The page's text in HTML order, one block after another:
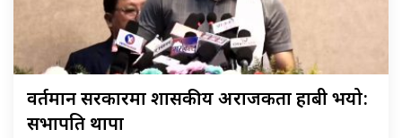
वर्तमान सरकारमा शासकीय अराजकता हाबी भयो:
सभापति थापा